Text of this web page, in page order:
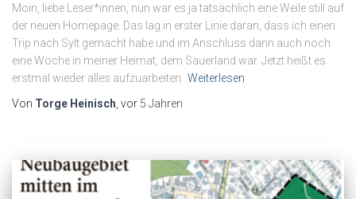
Moin, liebe Leser*innen, nun war es ja tatsächlich eine Weile still auf
der neuen Homepage. Das lag in erster Linie daran, dass ich einen
Trip nach Sylt gemacht habe und im Anschluss dann auch noch
eine Woche in meiner Heimat, dem Sauerland war. Jetzt heißt es
erstmal wieder alles aufzuarbeiten. Weiterlesen
Von Torge Heinisch , vor 5 Jahren